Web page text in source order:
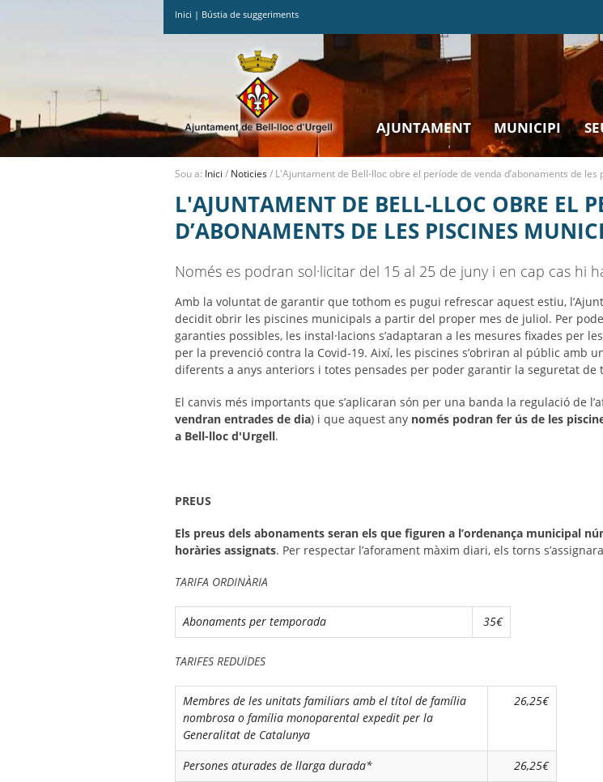
Inici | Bústia de suggeriments
AJUNTAMENT MUNICIPI
Sou a: Inici / Noticies/ L'Ajuntament de Bell-lloc obre el període de venda d’abonaments de les
L'AJUNTAMENT DE BELL-LLOC OBRE EL
D’ABONAMENTS DE LES PISCINES
Només es podran sol·licitar del 15 al 25 de juny i en cap cas hi
Amb la voluntat de garantir que tothom es pugui refrescar aquest estiu,
decidit obrir les piscines municipals a partir del proper mes de juliol. Per
garanties possibles, les instal·lacions s’adaptaran a les mesures fixades per
per la prevenció contra la Covid-19. Així, les piscines s’obriran al públic amb
diferents a anys anteriors i totes pensades per poder garantir la seguretat de
El canvis més importants que s’aplicaran són per una banda la regulació de
vendran entrades de dia) i que aquest any només podran fer ús de les
a Bell-lloc d'Urgell.
PREUS
Els preus dels abonaments seran els que figuren a l’ordenança municipal
horàries assignats. Per respectar l’aforament màxim diari, els torns
TARIFA ORDINÀRIA
Abonaments per temporada 35€
TARIFES REDUÏDES
Membres de les unitats familiars amb el títol de família
nombrosa o família monoparental expedit per la
Generalitat de Catalunya
26,25€
Persones aturades de llarga durada* 26,25€